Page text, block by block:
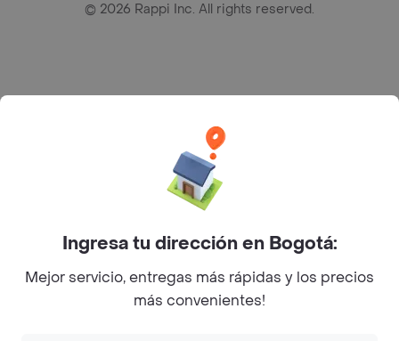
© 2026 Rappi Inc. All rights reserved.
Bogotá D.C. --- notificacionesrappi@rappi.com
Ingresa tu dirección en Bogotá:
Mejor servicio, entregas más rápidas y los precios
más convenientes!